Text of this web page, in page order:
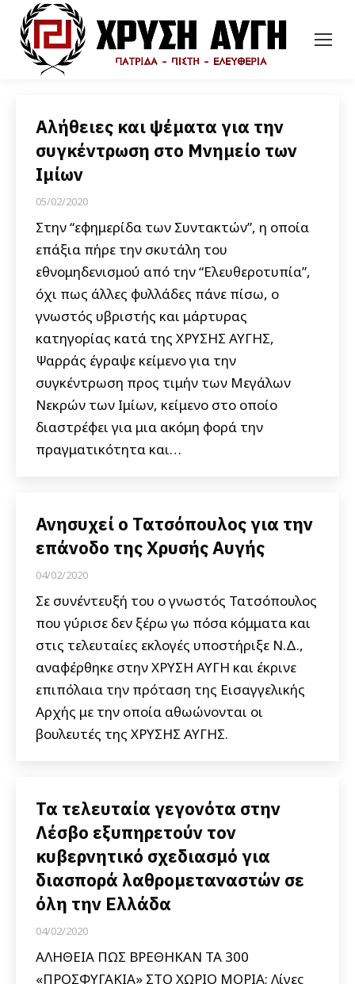
Αλήθειες και ψέματα για την
συγκέντρωση στο Μνημείο των
Ιμίων
05/02/2020
Στην “εφημερίδα των Συντακτών”, η οποία
επάξια πήρε την σκυτάλη του
εθνομηδενισμού από την “Ελευθεροτυπία”,
όχι πως άλλες φυλλάδες πάνε πίσω, ο
γνωστός υβριστής και μάρτυρας
κατηγορίας κατά της ΧΡΥΣΗΣ ΑΥΓΗΣ,
Ψαρράς έγραψε κείμενο για την
συγκέντρωση προς τιμήν των Μεγάλων
Νεκρών των Ιμίων, κείμενο στο οποίο
διαστρέφει για μια ακόμη φορά την
πραγματικότητα και…
Ανησυχεί ο Τατσόπουλος για την
επάνοδο της Χρυσής Αυγής
04/02/2020
Σε συνέντευξή του ο γνωστός Τατσόπουλος
που γύρισε δεν ξέρω γω πόσα κόμματα και
στις τελευταίες εκλογές υποστήριξε Ν.Δ.,
αναφέρθηκε στην ΧΡΥΣΗ ΑΥΓΗ και έκρινε
επιπόλαια την πρόταση της Εισαγγελικής
Αρχής με την οποία αθωώνονται οι
βουλευτές της ΧΡΥΣΗΣ ΑΥΓΗΣ.
Τα τελευταία γεγονότα στην
Λέσβο εξυπηρετούν τον
κυβερνητικό σχεδιασμό για
διασπορά λαθρομεταναστών σε
όλη την Ελλάδα
04/02/2020
ΑΛΗΘΕΙΑ ΠΩΣ ΒΡΕΘΗΚΑΝ ΤΑ 300
«ΠΡΟΣΦΥΓΑΚΙΑ» ΣΤΟ ΧΩΡΙΟ ΜΟΡΙΑ; Λίγες